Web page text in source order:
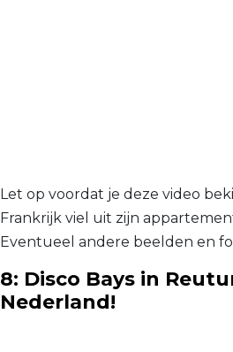
Let op voordat je deze video
Frankrijk viel uit zijn
Eventueel andere beelden en
8: Disco Bays in
Nederland!